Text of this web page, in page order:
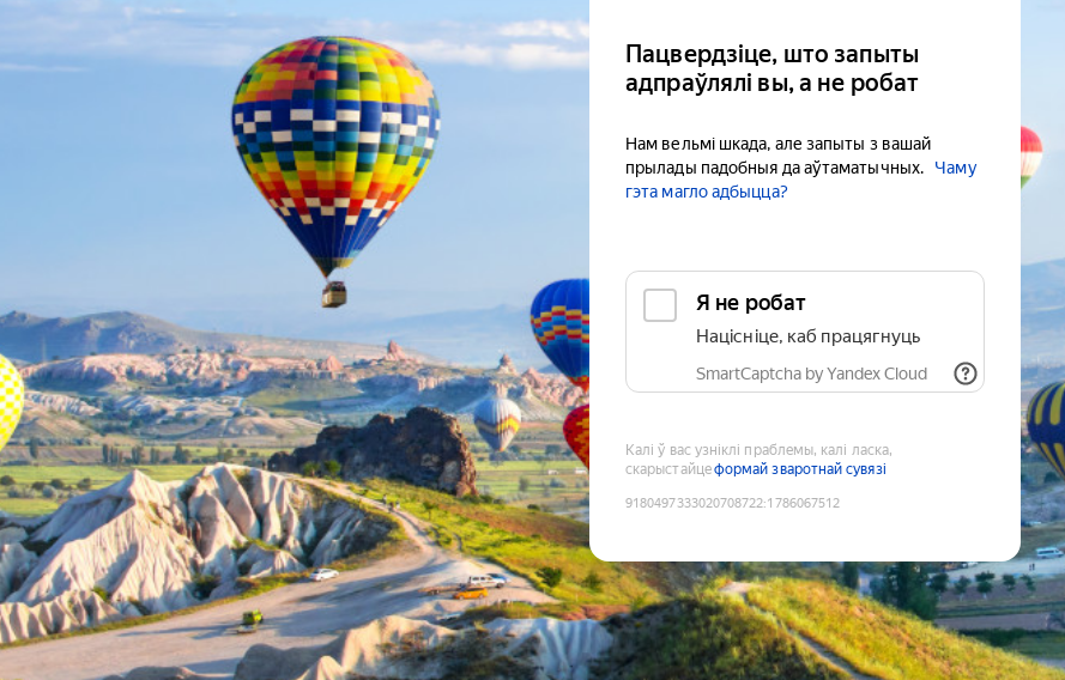
Пацвердзіце, што запыты
адпраўлялі вы, а не робат
Нам вельмі шкада, але запыты з вашай
прылады падобныя да аўтаматычных.
Чаму
гэта магло адбыцца?
Я не робат
Націсніце, каб працягнуць
SmartCaptcha by Yandex Cloud
Калі ў вас узніклі праблемы, калі ласка,
скарыстайцеформай зваротнай сувязі
9180497333020708722:1786067512